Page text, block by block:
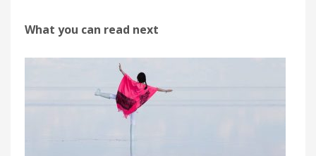
What you can read next